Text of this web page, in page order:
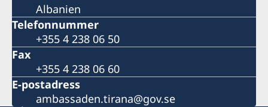
Albanien
Telefonnummer
+355 4 238 06 50
Fax
+355 4 238 06 60
E-postadress
ambassaden.tirana@gov.se